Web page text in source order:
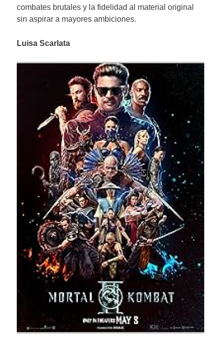
combates brutales y la fidelidad al material original
sin aspirar a mayores ambiciones.
Luisa Scarlata